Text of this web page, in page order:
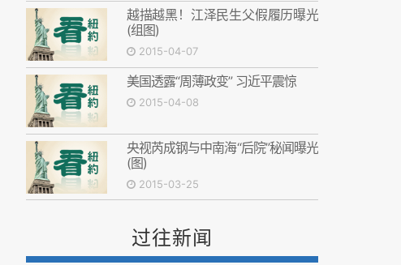
越描越黑！江泽民生父假履历曝光
(组图)
2015-04-07
美国透露“周薄政变” 习近平震惊
2015-04-08
央视芮成钢与中南海“后院”秘闻曝光
(图)
2015-03-25
过往新闻